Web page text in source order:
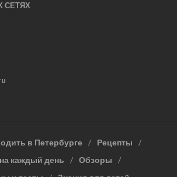
СЕТЯХ
в Петербурге
Рецепты
каждый день
Обзоры